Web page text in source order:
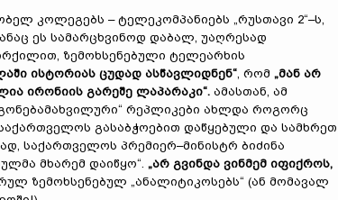
კოლეგებს – ტელეკომპანიებს „რუსთავი 2“–ს,
ეს სამარცხვინოდ დაბალ, უაღრესად
ზემოხსენებული ტელეარხის
ისტორიას ცუდად ასწავლიდნენ“, რომ „მან არ
ირონიის გარეშე ლაპარაკი“. ამასთან, ამ
რეპლიკები ახლდა როგორც
გასაბჭოებით დაწყებული და სამხრეთ
საქართველოს პრემიერ–მინისტრ ბიძინა
მხარემ დაიწყო“. „არ გვინდა ვინმემ იფიქროს,
ზემოხსენებულ „ანალიტიკოსებს“ (ან მომავალ